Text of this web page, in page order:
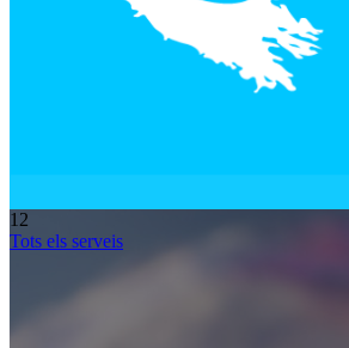
1 2
Tots els serveis